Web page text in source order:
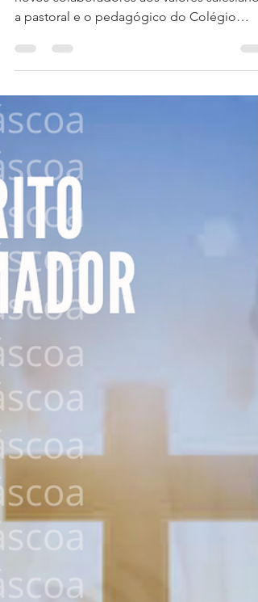
Com o objetivo de formar e integrar os
a pastoral e o pedagógico do Colégio
Salesiano Recife,...